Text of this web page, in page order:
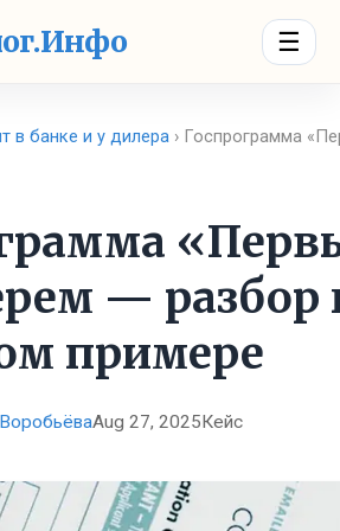
☰
в банке и у дилера › Госпрограмма
— разбор
примере
Aug 27, 2025Кейс